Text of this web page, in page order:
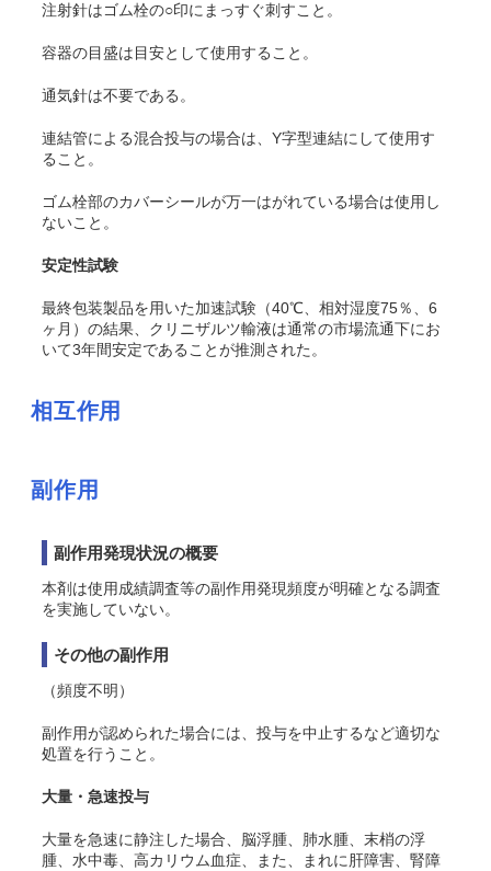
注射針はゴム栓の○印にまっすぐ刺すこと。
容器の目盛は目安として使用すること。
通気針は不要である。
連結管による混合投与の場合は、Y字型連結にして使用す
ること。
ゴム栓部のカバーシールが万一はがれている場合は使用し
ないこと。
安定性試験
最終包装製品を用いた加速試験（40℃、相対湿度75％、6
ヶ月）の結果、クリニザルツ輸液は通常の市場流通下にお
いて3年間安定であることが推測された。
相互作用
副作用
副作用発現状況の概要
本剤は使用成績調査等の副作用発現頻度が明確となる調査
を実施していない。
その他の副作用
（頻度不明）
副作用が認められた場合には、投与を中止するなど適切な
処置を行うこと。
大量・急速投与
大量を急速に静注した場合、脳浮腫、肺水腫、末梢の浮
腫、水中毒、高カリウム血症、また、まれに肝障害、腎障